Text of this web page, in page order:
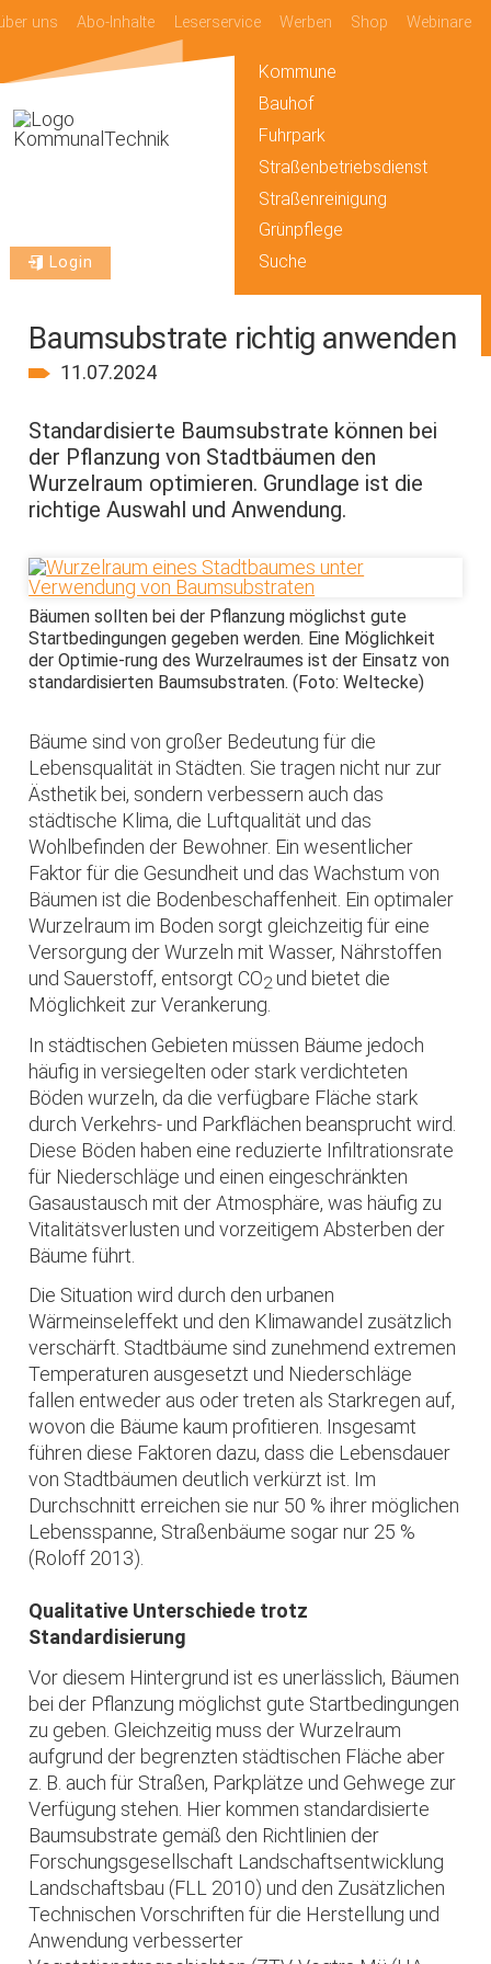
uns Abo-Inhalte Leserservice Werben Shop Webinare
Login
Kommune
Bauhof
Fuhrpark
Straßenbetriebsdienst
Straßenreinigung
Grünpflege
Suche
Baumsubstrate richtig anwenden
11.07.2024
Standardisierte Baumsubstrate können bei
der Pflanzung von Stadtbäumen den
Wurzelraum optimieren. Grundlage ist die
richtige Auswahl und Anwendung.
Bäumen sollten bei der Pflanzung möglichst gute
Startbedingungen gegeben werden. Eine Möglichkeit
der Optimie-rung des Wurzelraumes ist der Einsatz von
standardisierten Baumsubstraten. (Foto: Weltecke)
Bäume sind von großer Bedeutung für die
Lebensqualität in Städten. Sie tragen nicht nur zur
Ästhetik bei, sondern verbessern auch das
städtische Klima, die Luftqualität und das
Wohlbefinden der Bewohner. Ein wesentlicher
Faktor für die Gesundheit und das Wachstum von
Bäumen ist die Bodenbeschaffenheit. Ein optimaler
Wurzelraum im Boden sorgt gleichzeitig für eine
Versorgung der Wurzeln mit Wasser, Nährstoffen
und Sauerstoff, entsorgt CO2 und bietet die
Möglichkeit zur Verankerung.
In städtischen Gebieten müssen Bäume jedoch
häufig in versiegelten oder stark verdichteten
Böden wurzeln, da die verfügbare Fläche stark
durch Verkehrs- und Parkflächen beansprucht wird.
Diese Böden haben eine reduzierte Infiltrationsrate
für Niederschläge und einen eingeschränkten
Gasaustausch mit der Atmosphäre, was häufig zu
Vitalitätsverlusten und vorzeitigem Absterben der
Bäume führt.
Die Situation wird durch den urbanen
Wärmeinseleffekt und den Klimawandel zusätzlich
verschärft. Stadtbäume sind zunehmend extremen
Temperaturen ausgesetzt und Niederschläge
fallen entweder aus oder treten als Starkregen auf,
wovon die Bäume kaum profitieren. Insgesamt
führen diese Faktoren dazu, dass die Lebensdauer
von Stadtbäumen deutlich verkürzt ist. Im
Durchschnitt erreichen sie nur 50 % ihrer möglichen
Lebensspanne, Straßenbäume sogar nur 25 %
(Roloff 2013).
Qualitative Unterschiede trotz
Standardisierung
Vor diesem Hintergrund ist es unerlässlich, Bäumen
bei der Pflanzung möglichst gute Startbedingungen
zu geben. Gleichzeitig muss der Wurzelraum
aufgrund der begrenzten städtischen Fläche aber
z. B. auch für Straßen, Parkplätze und Gehwege zur
Verfügung stehen. Hier kommen standardisierte
Baumsubstrate gemäß den Richtlinien der
Forschungsgesellschaft Landschaftsentwicklung
Landschaftsbau (FLL 2010) und den Zusätzlichen
Technischen Vorschriften für die Herstellung und
Anwendung verbesserter